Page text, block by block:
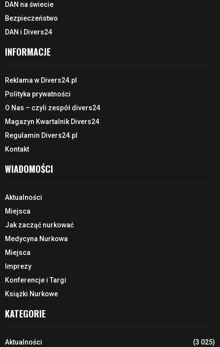
DAN na świecie
Bezpieczeństwo
DAN i Divers24
INFORMACJE
Reklama w Divers24.pl
Polityka prywatności
O Nas – czyli zespół divers24
Magazyn Kwartalnik Divers24
Regulamin Divers24.pl
Kontakt
WIADOMOŚCI
Aktualności
Miejsca
Jak zacząć nurkować
Medycyna Nurkowa
Miejsca
Imprezy
Konferencje i Targi
Książki Nurkowe
KATEGORIE
Aktualności
(3 025)